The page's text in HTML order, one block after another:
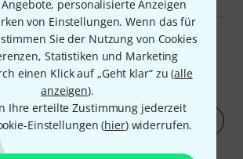
personalisierte Anzeigen
von Einstellungen. Wenn das für
Sie der Nutzung von Cookies
Statistiken und Marketing
einen Klick auf „Geht klar“ zu (alle
anzeigen).
Ihre erteilte Zustimmung jederzeit
Einstellungen (hier) widerrufen.
4.5/ 5 Jetzt bewerten